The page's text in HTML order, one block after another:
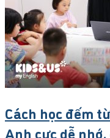
Cách học đếm
Anh cực dễ